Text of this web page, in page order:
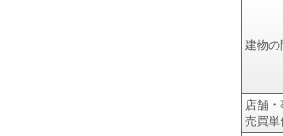
建物の
店舗
売買単